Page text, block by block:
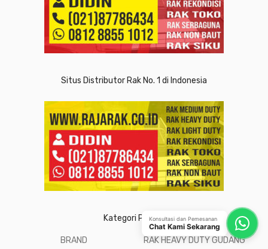
Situs Distributor Rak No. 1 di Indonesia
Kategori Produk
BRAND RAK HEAVY DUTY GUDANG
Konsultasi dan Pemesanan
Chat Kami Sekarang